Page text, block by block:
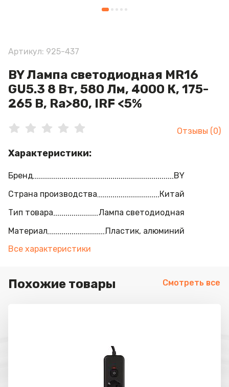
Артикул: 925-437
BY Лампа светодиодная MR16
GU5.3 8 Вт, 580 Лм, 4000 К, 175-
265 В, Ra>80, IRF <5%
Отзывы (0)
Характеристики:
Бренд
BY
Страна производства
Китай
Тип товара
Лампа светодиодная
Материал
Пластик, алюминий
Все характеристики
Похожие товары Смотреть все